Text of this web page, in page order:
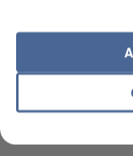
LES DONNÉES
INTERMARCHÉ